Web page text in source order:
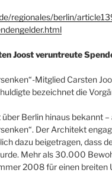
regionales/berlin/
Joost veruntreute
Mitglied Carsten
bezeichnet die
über Berlin hinaus bekannt
Der Architekt
dazu beigetragen, dass
Mehr als 30.000
2008 für einen breiten